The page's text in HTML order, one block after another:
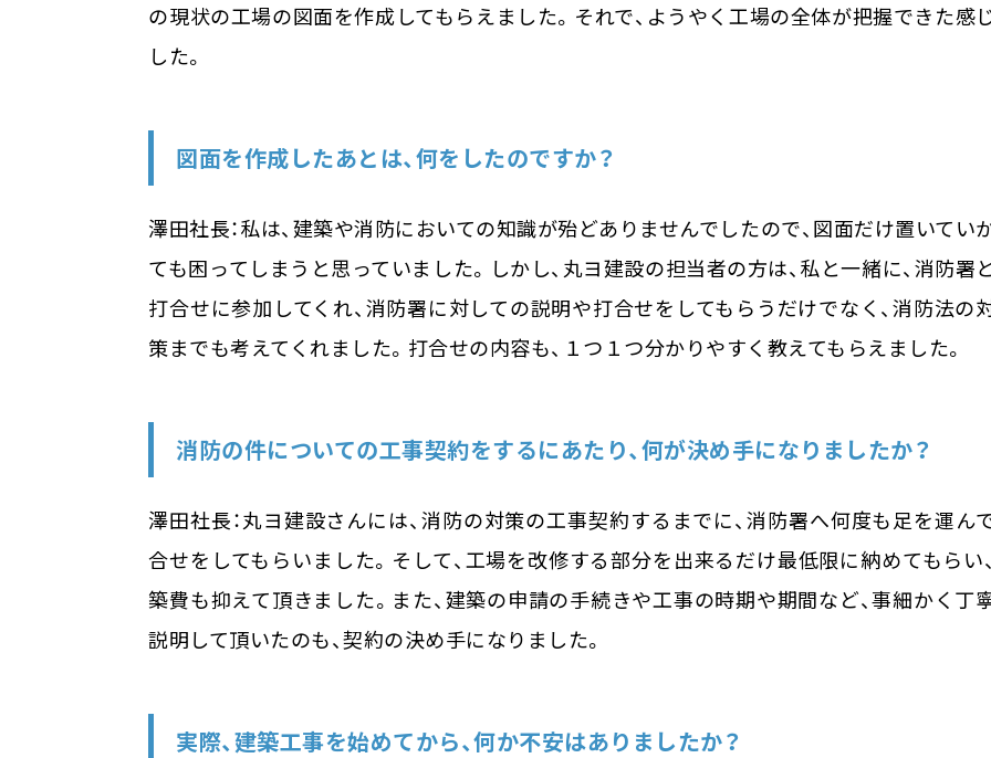
の現状の工場の図面を作成してもらえました。それで、ようやく工場の全体が把握できた感
した。
図面を作成したあとは、何をしたのですか？
澤田社長：私は、建築や消防においての知識が殆どありませんでしたので、図面だけ置いてい
ても困ってしまうと思っていました。しかし、丸ヨ建設の担当者の方は、私と一緒に、消防署
打合せに参加してくれ、消防署に対しての説明や打合せをしてもらうだけでなく、消防法の
策までも考えてくれました。打合せの内容も、１つ１つ分かりやすく教えてもらえました。
消防の件についての工事契約をするにあたり、何が決め手になりましたか？
澤田社長：丸ヨ建設さんには、消防の対策の工事契約するまでに、消防署へ何度も足を運ん
合せをしてもらいました。そして、工場を改修する部分を出来るだけ最低限に納めてもらい
築費も抑えて頂きました。また、建築の申請の手続きや工事の時期や期間など、事細かく丁
説明して頂いたのも、契約の決め手になりました。
実際、建築工事を始めてから、何か不安はありましたか？